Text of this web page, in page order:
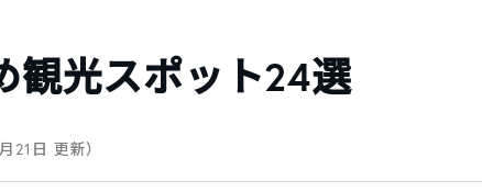
観光スポット24選
21日 更新）